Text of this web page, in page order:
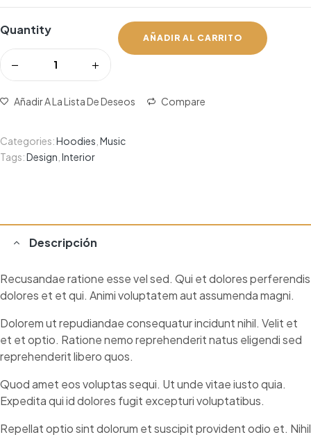
Quantity
AÑADIR AL CARRITO
Añadir A La Lista De Deseos Compare
Categories:Hoodies Music
Tags:Design Interior
Descripción
Recusandae ratione esse vel sed. Qui et dolores perferendis
dolores et et qui. Animi voluptatem aut assumenda magni.
Dolorem ut repudiandae consequatur incidunt nihil. Velit et
et et optio. Ratione nemo reprehenderit natus eligendi sed
reprehenderit libero quos.
Quod amet eos voluptas sequi. Ut unde vitae iusto quia.
Expedita qui id dolores fugit excepturi voluptatibus.
Repellat optio sint dolorum et suscipit provident odio et. Nihil